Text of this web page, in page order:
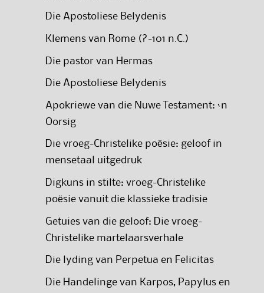
Die Apostoliese Belydenis
Klemens van Rome (?-101 n.C.)
Die pastor van Hermas
Die Apostoliese Belydenis
Apokriewe van die Nuwe Testament: ‘n
Oorsig
Die vroeg-Christelike poësie: geloof in
mensetaal uitgedruk
Digkuns in stilte: vroeg-Christelike
poësie vanuit die klassieke tradisie
Getuies van die geloof: Die vroeg-
Christelike martelaarsverhale
Die lyding van Perpetua en Felicitas
Die Handelinge van Karpos, Papylus en